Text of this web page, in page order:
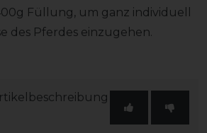
Füllung, um ganz individuell
des Pferdes einzugehen.